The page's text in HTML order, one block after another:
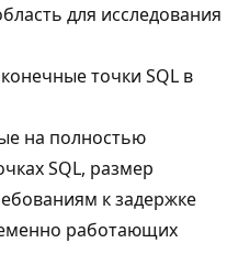
для исследования
точки SQL в
на полностью
SQL, размер
к задержке
работающих